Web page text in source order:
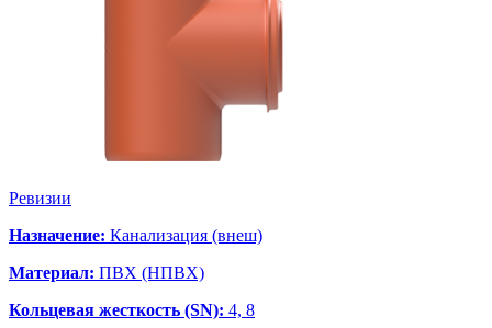
Ревизии
Назначение: Канализация (внеш)
Материал: ПВХ (НПВХ)
Кольцевая жесткость (SN): 4, 8